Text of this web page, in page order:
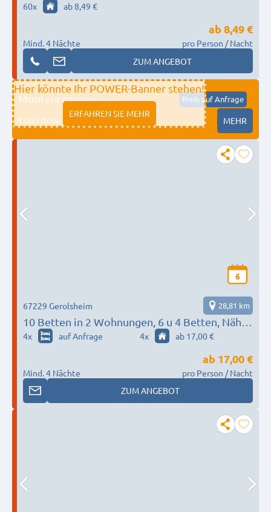
60x ab 8,49 €
Mind. 4 Nächte
ab 8,49 €
pro Person / Nacht
ZUM ANGEBOT
Hier könnte Ihr POWER-Banner stehen!
ERFAHREN SIE MEHR
Monteurzimmer Preis auf Anfrage
11333 fulda MEHR
6
10 Betten in 2 Wohnungen, 6 u 4 Betten, Nähe
Worms, Frankenthal, Lambsheim, Maxdorf
67229 Gerolsheim 28,81 km
4x auf Anfrage 4x ab 17,00 €
Mind. 4 Nächte
ab 17,00 €
pro Person / Nacht
ZUM ANGEBOT